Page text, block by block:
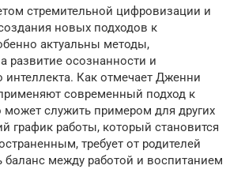
стремительной цифровизации и
новых подходов к
актуальны методы,
развитие осознанности и
Как отмечает Дженни
современный подход к
может служить примером для других
график работы, который становится
требует от родителей
баланс между работой и воспитанием